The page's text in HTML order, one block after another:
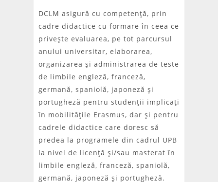
DCLM asigură cu competenţă, prin
cadre didactice cu formare în ceea ce
priveşte evaluarea, pe tot parcursul
anului universitar, elaborarea,
organizarea şi administrarea de teste
de limbile engleză, franceză,
germană, spaniolă, japoneză şi
portugheză pentru studenţii implicaţi
în mobilităţile Erasmus, dar şi pentru
cadrele didactice care doresc să
predea la programele din cadrul UPB
la nivel de licenţă şi/sau masterat în
limbile engleză, franceză, spaniolă,
germană, japoneză şi portugheză.